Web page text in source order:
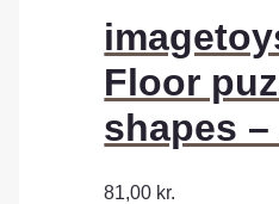
Floor
shapes
81,00 kr.